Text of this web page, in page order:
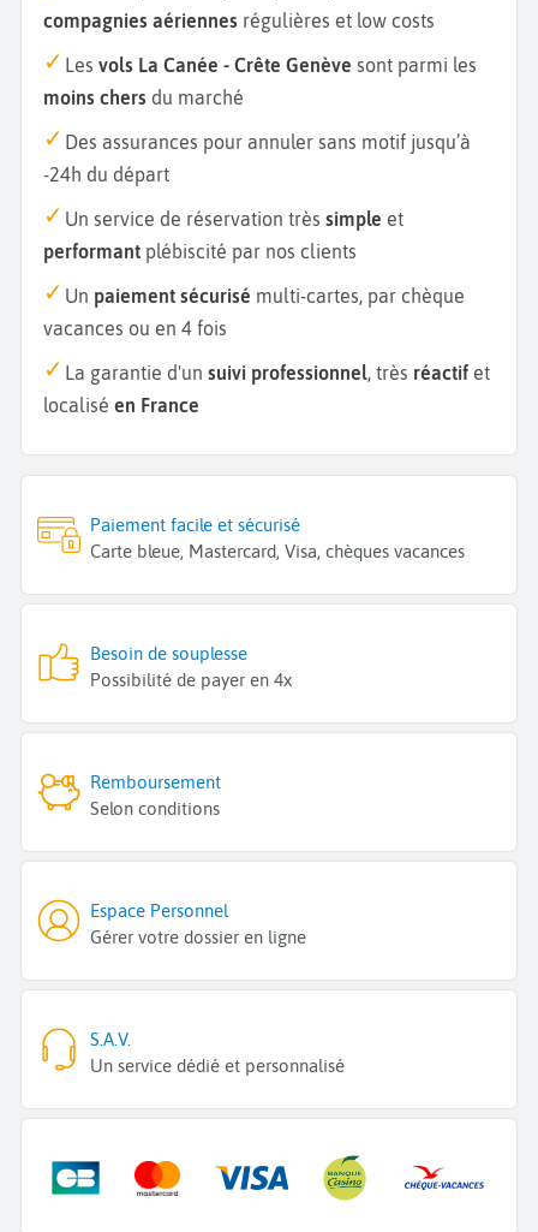
compagnies aériennes régulières et low costs
Les vols La Canée - Crête Genève sont parmi les
moins chers du marché
Des assurances pour annuler sans motif jusqu’à
-24h du départ
Un service de réservation très simple et
performant plébiscité par nos clients
Un paiement sécurisé multi-cartes, par chèque
vacances ou en 4 fois
La garantie d'un suivi professionnel, très réactif et
localisé en France
Paiement facile et sécurisé
Carte bleue, Mastercard, Visa, chèques vacances
Besoin de souplesse
Possibilité de payer en 4x
Remboursement
Selon conditions
Espace Personnel
Gérer votre dossier en ligne
S.A.V.
Un service dédié et personnalisé